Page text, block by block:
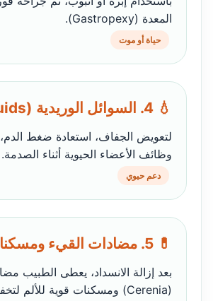
المعدة (Gastropexy).
حياة أو موت
💧 4. السوائل الوريدية (IV Fluids)
لتعويض الجفاف، استعادة ضغط
وظائف الأعضاء الحيوية أثناء الصدمة.
دعم حيوي
💊 5. مضادات القيء ومسكنات الألم
بعد إزالة الانسداد، يعطى الطبيب
(Cerenia) ومسكنات قوية للألم لتخفيف الأعراض.